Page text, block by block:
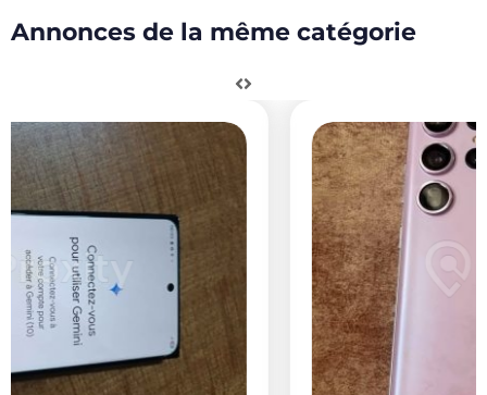
Annonces de la même catégorie